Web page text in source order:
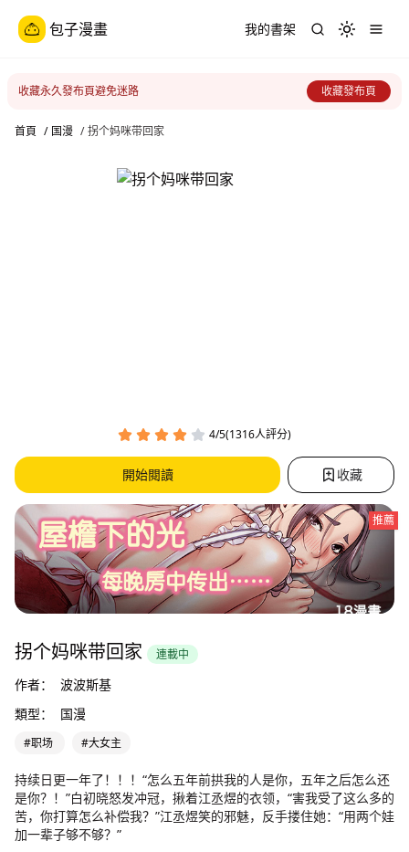
包子漫畫 我的書架 Toggle
收藏永久發布頁避免迷路 收藏發布頁
首頁 / 国漫 / 拐个妈咪带回家
4/5(1316人評分)
開始閱讀 收藏
推薦
拐个妈咪带回家 連載中
作者：
波波斯基
類型：
国漫
#职场 #大女主
持续日更一年了！！！“怎么五年前拱我的人是你，五年之后怎么还
是你？！”白初晓怒发冲冠，揪着江丞煜的衣领，“害我受了这么多的
苦，你打算怎么补偿我？”江丞煜笑的邪魅，反手搂住她：“用两个娃
加一辈子够不够？”